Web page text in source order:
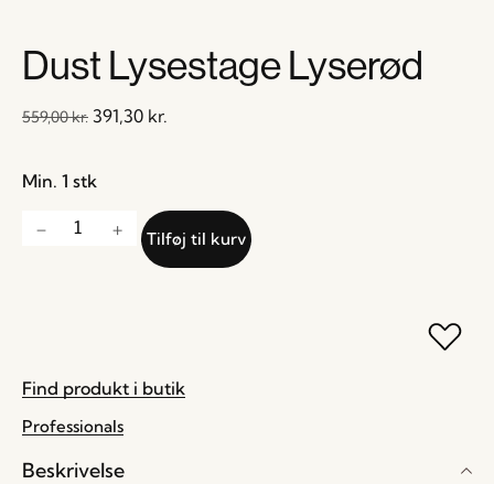
Dust Lysestage Lyserød
559,00kr. 391,30 kr.
Min. 1 stk
Tilføj til kurv
Find produkt i butik
Professionals
Beskrivelse